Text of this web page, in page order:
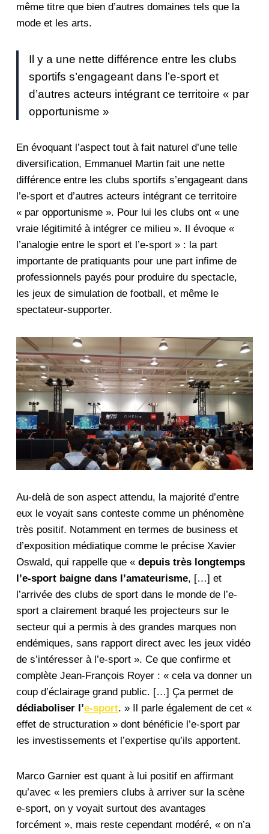
même titre que bien d’autres domaines tels que la
mode et les arts.
Il y a une nette différence entre les clubs
sportifs s’engageant dans l’e-sport et
d’autres acteurs intégrant ce territoire « par
opportunisme »
En évoquant l’aspect tout à fait naturel d’une telle
diversification, Emmanuel Martin fait une nette
différence entre les clubs sportifs s’engageant dans
l’e-sport et d’autres acteurs intégrant ce territoire
« par opportunisme ». Pour lui les clubs ont « une
vraie légitimité à intégrer ce milieu ». Il évoque «
l’analogie entre le sport et l’e-sport » : la part
importante de pratiquants pour une part infime de
professionnels payés pour produire du spectacle,
les jeux de simulation de football, et même le
spectateur-supporter.
Au-delà de son aspect attendu, la majorité d’entre
eux le voyait sans conteste comme un phénomène
très positif. Notamment en termes de business et
d’exposition médiatique comme le précise Xavier
Oswald, qui rappelle que «depuis très longtemps
l’e-sport baigne dans l’amateurisme, […] et
l’arrivée des clubs de sport dans le monde de l’e-
sport a clairement braqué les projecteurs sur le
secteur qui a permis à des grandes marques non
endémiques, sans rapport direct avec les jeux vidéo
de s’intéresser à l’e-sport ». Ce que confirme et
complète Jean-François Royer : « cela va donner un
coup d’éclairage grand public. […] Ça permet de
dédiaboliser l’e-sport. » Il parle également de cet «
effet de structuration » dont bénéficie l’e-sport par
les investissements et l’expertise qu’ils apportent.
Marco Garnier est quant à lui positif en affirmant
qu’avec « les premiers clubs à arriver sur la scène
e-sport, on y voyait surtout des avantages
forcément », mais reste cependant modéré, « on n’a